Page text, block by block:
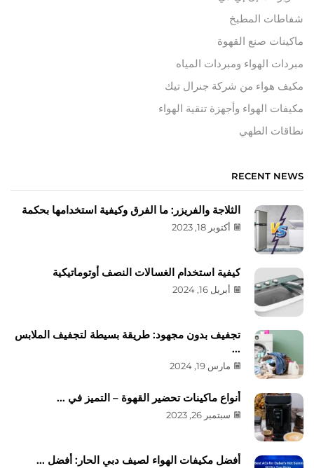
شفاطات المطبخ
ماكينات صنع القهوة
مبردات الهواء ومبردات المياه
مكيف هواء من شركة جنرال تيك
مكيفات الهواء وأجهزة تنقية الهواء
نطاقات الطهي
RECENT NEWS
الثلاجة والفريزر: ما الفرق وكيفية استخدامها بحكمة
أكتوبر 18, 2023
كيفية استخدام الغسالات النصف أوتوماتيكية
أبريل 16, 2024
تجفيف بدون مجهود: طريقة بسيطة لتجفيف الملابس
...
مارس 19, 2024
أنواع ماكينات تحضير القهوة – التميز في ...
سبتمبر 26, 2023
أفضل مكيفات الهواء لصيف دبي الحار: أفضل ...